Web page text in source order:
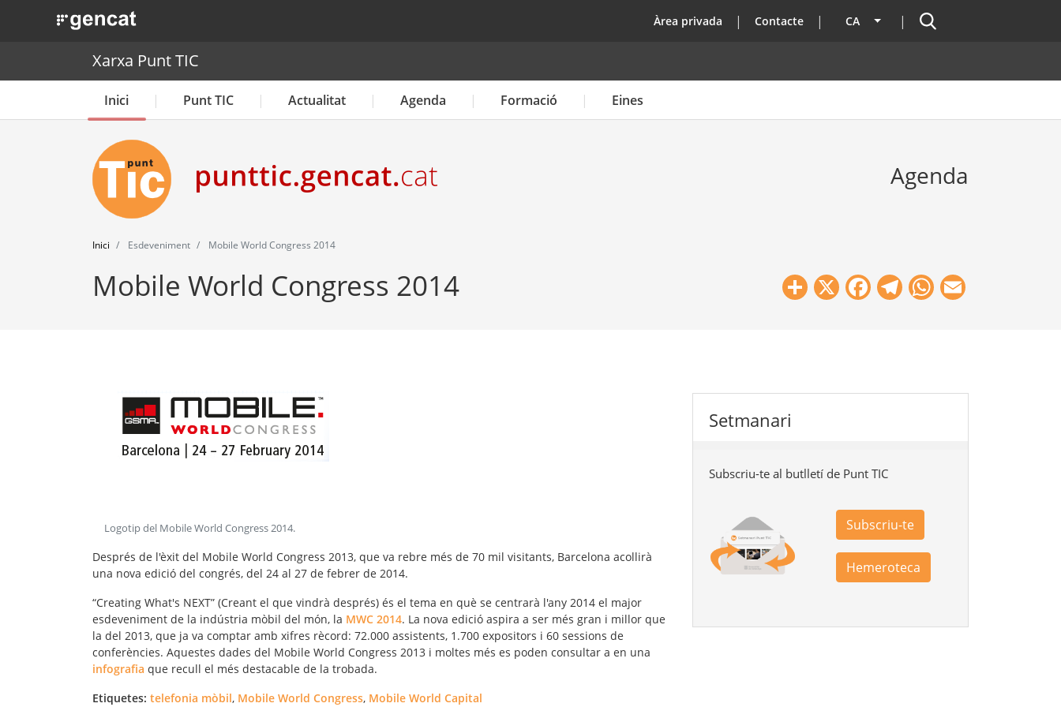
. Obre en una nova finestra. top
Àrea privada Contacte CA Llista les accions addicionals
Cercador
Xarxa Punt TIC
Inici Punt TIC Actualitat Agenda Formació Eines
Agenda
Inici Esdeveniment Mobile World Congress 2014
Mobile World Congress 2014 Share
X Facebook
Telegram
WhatsApp
Logotip del Mobile World Congress 2014.
Després de l'èxit del Mobile World Congress 2013, que va rebre més de 70 mil visitants, Barcelona acollirà
una nova edició del congrés, del 24 al 27 de febrer de 2014.
“Creating What's NEXT” (Creant el que vindrà després) és el tema en què se centrarà l'any 2014 el major
esdeveniment de la indústria mòbil del món, la MWC 2014. La nova edició aspira a ser més gran i millor que
la del 2013, que ja va comptar amb xifres rècord: 72.000 assistents, 1.700 expositors i 60 sessions de
conferències. Aquestes dades del Mobile World Congress 2013 i moltes més es poden consultar a en una
infografia que recull el més destacable de la trobada.
Etiquetes: telefonia mòbil, Mobile World Congress, Mobile World Capital
Setmanari
Subscriu-te al butlletí de Punt TIC
Subscriu-te
Hemeroteca